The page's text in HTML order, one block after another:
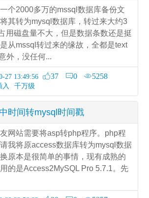
个2000多万的mssql数据库备份文
其转为mysql数据库，转过来大约3
用磁盘量不大，但是数据条数还是挺
从mssql转过来的缘故，全都是text
外，没任何...
27 13:49:56 37 0
5258
入 千万级
时间转mysql时间戳
网站需要将asp转php程序。php程
我将原access数据库转为mysql数据
原本是很简单的事情，现有成熟的
的是Access2MySQL Pro 5.7.1。先